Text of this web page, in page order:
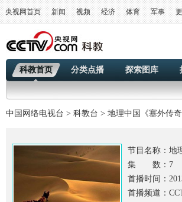
央视网首页 新闻 视频 经济 体育 军事
科教首页 分类点播 探索图库
中国网络电视台 > 科教台 > 地理中国《塞外传奇
节目名称： 地
集 数：7
首播时间：
首播频道：